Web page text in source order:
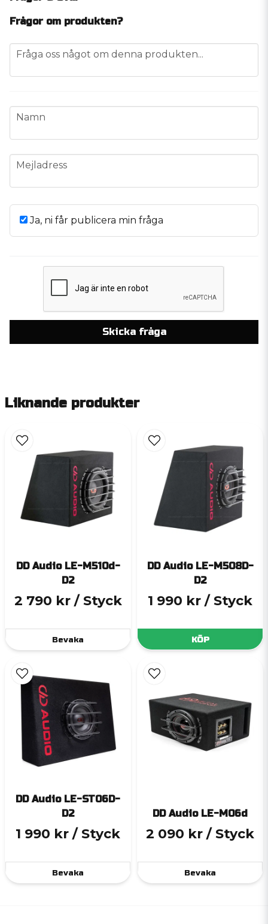
Frågor om produkten?
question
Fråga oss något om denna produkten...
name
Namn
email
Mejladress
Ja, ni får publicera min fråga
Skicka fråga
Liknande produkter
DD Audio LE-M510d-
D2
2 790 kr / Styck
Bevaka
DD Audio LE-M508D-
D2
1 990 kr / Styck
KÖP
DD Audio LE-ST06D-
D2
1 990 kr / Styck
Bevaka
DD Audio LE-M06d
2 090 kr / Styck
Bevaka